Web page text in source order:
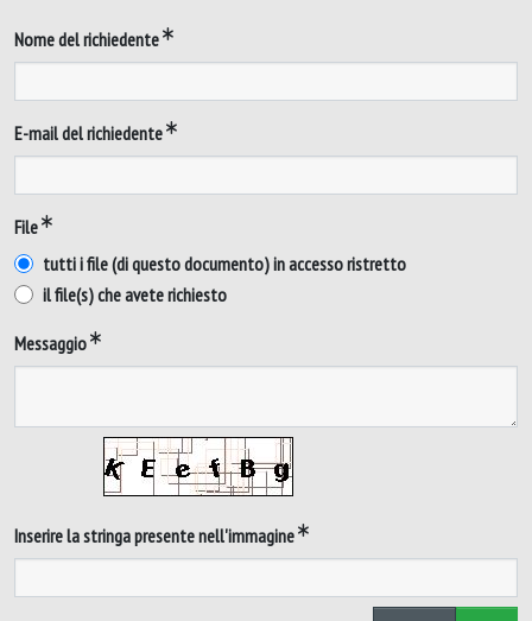
Nome del richiedente
E-mail del richiedente
File
tutti i file (di questo documento) in accesso ristretto
il file(s) che avete richiesto
Messaggio
Inserire la stringa presente nell'immagine